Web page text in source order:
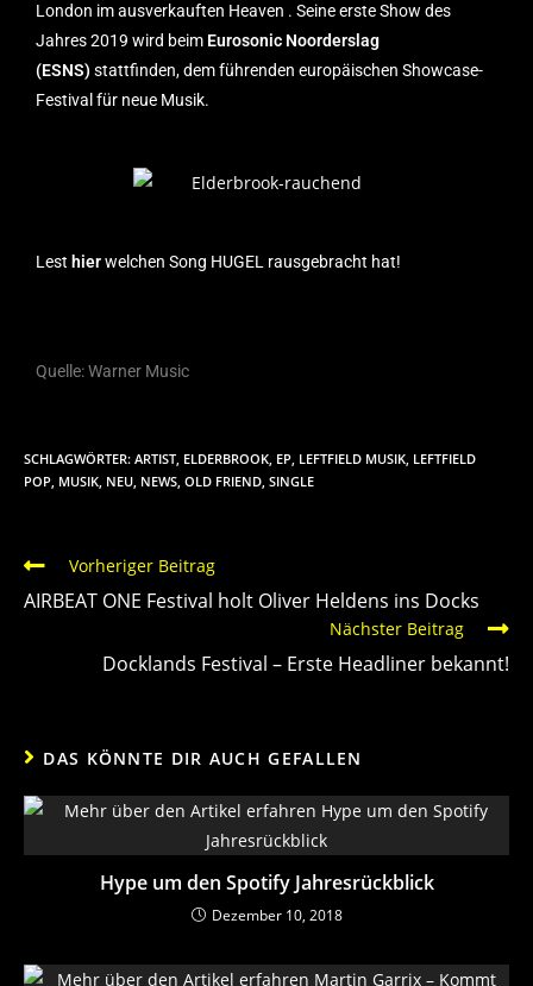
London im ausverkauften Heaven . Seine erste Show des
Jahres 2019 wird beim Eurosonic Noorderslag
(ESNS) stattfinden, dem führenden europäischen Showcase-
Festival für neue Musik.
Lest hierwelchen Song HUGEL rausgebracht hat!
Quelle: Warner Music
SCHLAGWÖRTER: ARTIST ELDERBROOK EP LEFTFIELD MUSIK LEFTFIELD
POP MUSIK NEU NEWS OLD FRIEND SINGLE
Vorheriger Beitrag
AIRBEAT ONE Festival holt Oliver Heldens ins Docks
Nächster Beitrag
Docklands Festival – Erste Headliner bekannt!
DAS KÖNNTE DIR AUCH GEFALLEN
Hype um den Spotify Jahresrückblick
Dezember 10, 2018